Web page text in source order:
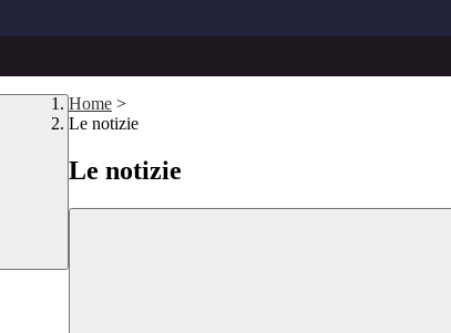
Home >
Le notizie
Le notizie